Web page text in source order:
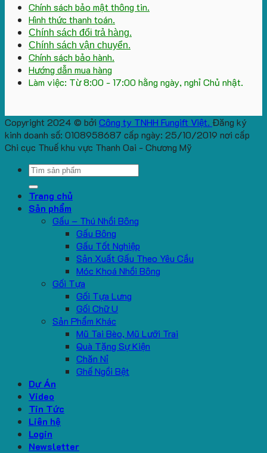
Chính sách bảo mật thông tin.
Hình thức thanh toán.
Chính sách đổi trả hàng.
Chính sách vận chuyển.
Chính sách bảo hành.
Hướng dẫn mua hàng
Làm việc: Từ 8:00 - 17:00 hằng ngày, nghỉ Chủ nhật.
Copyright 2024 © bởi Công ty TNHH Fungift Việt. Đăng ký
kinh doanh số: 0108958687 cấp ngày: 25/10/2019 nơi cấp
Chi cục Thuế khu vực Thanh Oai - Chương Mỹ
Search
Trang chủ
Sản phẩm
Gấu – Thú Nhồi Bông
Gấu Bông
Gấu Tốt Nghiệp
Sản Xuất Gấu Theo Yêu Cầu
Móc Khoá Nhồi Bông
Gối Tựa
Gối Tựa Lưng
Gối Chữ U
Sản Phẩm Khác
Mũ Tai Bèo, Mũ Lưỡi Trai
Quà Tặng Sự Kiện
Chăn Nỉ
Ghế Ngồi Bệt
Dự Án
Video
Tin Tức
Liên hệ
Login
Newsletter